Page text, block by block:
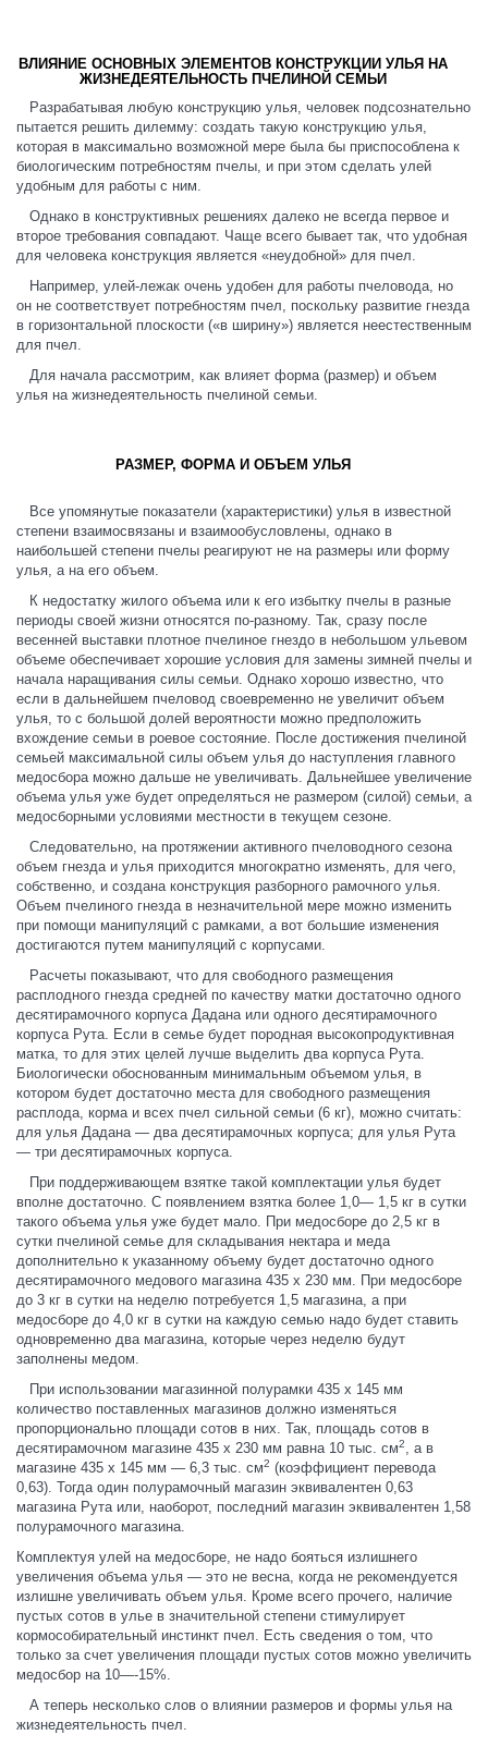
ВЛИЯНИЕ ОСНОВНЫХ ЭЛЕМЕНТОВ КОНСТРУКЦИИ УЛЬЯ НА
ЖИЗНЕДЕЯТЕЛЬНОСТЬ ПЧЕЛИНОЙ СЕМЬИ
Разрабатывая любую конструкцию улья, человек подсознательно
пытается решить дилемму: создать такую конструкцию улья,
которая в максимально возможной мере была бы приспособлена к
биологическим потребностям пчелы, и при этом сделать улей
удобным для работы с ним.
Однако в конструктивных решениях далеко не всегда первое и
второе требования совпадают. Чаще всего бывает так, что удобная
для человека конструкция является «неудобной» для пчел.
Например, улей-лежак очень удобен для работы пчеловода, но
он не соответствует потребностям пчел, поскольку развитие гнезда
в горизонтальной плоскости («в ширину») является неестественным
для пчел.
Для начала рассмотрим, как влияет форма (размер) и объем
улья на жизнедеятельность пчелиной семьи.
РАЗМЕР, ФОРМА И ОБЪЕМ УЛЬЯ
Все упомянутые показатели (характеристики) улья в известной
степени взаимосвязаны и взаимообусловлены, однако в
наибольшей степени пчелы реагируют не на размеры или форму
улья, а на его объем.
К недостатку жилого объема или к его избытку пчелы в разные
периоды своей жизни относятся по-разному. Так, сразу после
весенней выставки плотное пчелиное гнездо в небольшом ульевом
объеме обеспечивает хорошие условия для замены зимней пчелы и
начала наращивания силы семьи. Однако хорошо известно, что
если в дальнейшем пчеловод своевременно не увеличит объем
улья, то с большой долей вероятности можно предположить
вхождение семьи в роевое состояние. После достижения пчелиной
семьей максимальной силы объем улья до наступления главного
медосбора можно дальше не увеличивать. Дальнейшее увеличение
объема улья уже будет определяться не размером (силой) семьи, а
медосборными условиями местности в текущем сезоне.
Следовательно, на протяжении активного пчеловодного сезона
объем гнезда и улья приходится многократно изменять, для чего,
собственно, и создана конструкция разборного рамочного улья.
Объем пчелиного гнезда в незначительной мере можно изменить
при помощи манипуляций с рамками, а вот большие изменения
достигаются путем манипуляций с корпусами.
Расчеты показывают, что для свободного размещения
расплодного гнезда средней по качеству матки достаточно одного
десятирамочного корпуса Дадана или одного десятирамочного
корпуса Рута. Если в семье будет породная высокопродуктивная
матка, то для этих целей лучше выделить два корпуса Рута.
Биологически обоснованным минимальным объемом улья, в
котором будет достаточно места для свободного размещения
расплода, корма и всех пчел сильной семьи (6 кг), можно считать:
для улья Дадана — два десятирамочных корпуса; для улья Рута
— три десятирамочных корпуса.
При поддерживающем взятке такой комплектации улья будет
вполне достаточно. С появлением взятка более 1,0— 1,5 кг в сутки
такого объема улья уже будет мало. При медосборе до 2,5 кг в
сутки пчелиной семье для складывания нектара и меда
дополнительно к указанному объему будет достаточно одного
десятирамочного медового магазина 435 х 230 мм. При медосборе
до 3 кг в сутки на неделю потребуется 1,5 магазина, а при
медосборе до 4,0 кг в сутки на каждую семью надо будет ставить
одновременно два магазина, которые через неделю будут
заполнены медом.
При использовании магазинной полурамки 435 х 145 мм
количество поставленных магазинов должно изменяться
пропорционально площади сотов в них. Так, площадь сотов в
десятирамочном магазине 435 х 230 мм равна 10 тыс. см2, а в
магазине 435 х 145 мм — 6,3 тыс. см2 (коэффициент перевода
0,63). Тогда один полурамочный магазин эквивалентен 0,63
магазина Рута или, наоборот, последний магазин эквивалентен 1,58
полурамочного магазина.
Комплектуя улей на медосборе, не надо бояться излишнего
увеличения объема улья — это не весна, когда не рекомендуется
излишне увеличивать объем улья. Кроме всего прочего, наличие
пустых сотов в улье в значительной степени стимулирует
кормособирательный инстинкт пчел. Есть сведения о том, что
только за счет увеличения площади пустых сотов можно увеличить
медосбор на 10—-15%.
А теперь несколько слов о влиянии размеров и формы улья на
жизнедеятельность пчел.